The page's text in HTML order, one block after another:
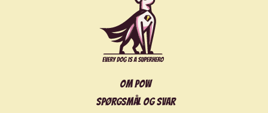
Om POW
Spørgsmål og svar